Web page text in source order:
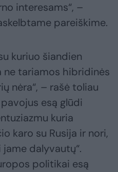
interesams“, –
pareiškime.
kuriuo šiandien
ne tariamos hibridinės
nėra“, – rašė toliau
esą glūdi
kuria
karo su Rusija ir nori,
dalyvautų“.
politikai esą